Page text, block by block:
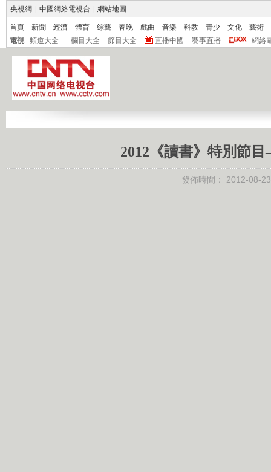
央視網 中國網絡電視台 網站地圖
首頁 新聞 經濟 體育 綜藝 春晚 戲曲 音樂 科教 青少 文化
藝術
電視
頻道大全 欄目大全 節目大全 直播中國 賽事直播 網絡
2012《讀書》特別節
發佈時間： 2012-08-